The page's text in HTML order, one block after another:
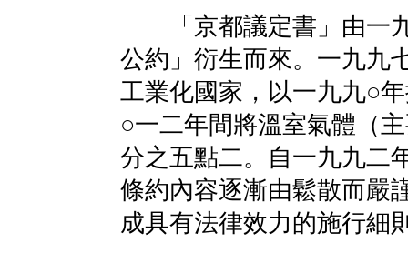
「京都議定書」由一九
公約」衍生而來。一九九
工業化國家，以一九九○
○一二年間將溫室氣體（
分之五點二。自一九九二
條約內容逐漸由鬆散而嚴
成具有法律效力的施行細